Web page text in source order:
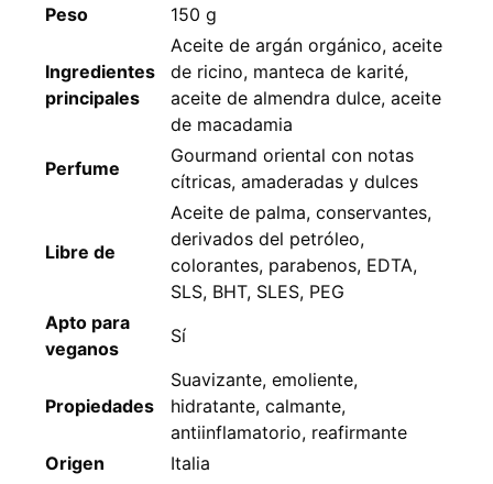
Peso
150 g
Ingredientes
principales
Aceite de argán orgánico, aceite
de ricino, manteca de karité,
aceite de almendra dulce, aceite
de macadamia
Perfume
Gourmand oriental con notas
cítricas, amaderadas y dulces
Libre de
Aceite de palma, conservantes,
derivados del petróleo,
colorantes, parabenos, EDTA,
SLS, BHT, SLES, PEG
Apto para
veganos
Sí
Propiedades
Suavizante, emoliente,
hidratante, calmante,
antiinflamatorio, reafirmante
Origen
Italia